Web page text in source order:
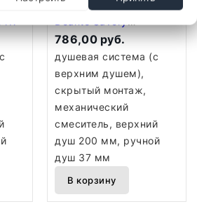
Душевая система
NAC_09SP
786,00 руб.
душевая система (с
верхним душем),
скрытый монтаж,
механический
смеситель, верхний
душ 200 мм, ручной
душ 37 мм
В корзину